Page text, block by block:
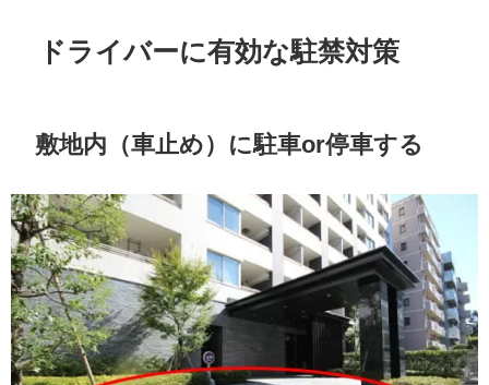
ドライバーに有効な駐禁対策
敷地内（車止め）に駐車or停車する